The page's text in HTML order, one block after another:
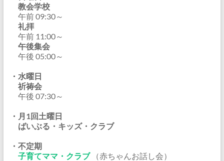
教会学校
午前 09:30～
礼拝
午前 11:00～
午後集会
午後 05:00～
・水曜日
祈祷会
午後 07:30～
・月1回土曜日
ばいぶる・キッズ・クラブ
・不定期
子育てママ・クラブ（赤ちゃんお話し会）